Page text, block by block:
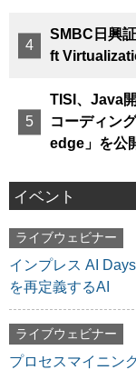
SMBC日興
ft
TISI、Java
コーディン
edge」を公
イベント
ライブウェビナー
インプレス AI
を再定義するAI
ライブウェビナー
プロセスマイニン